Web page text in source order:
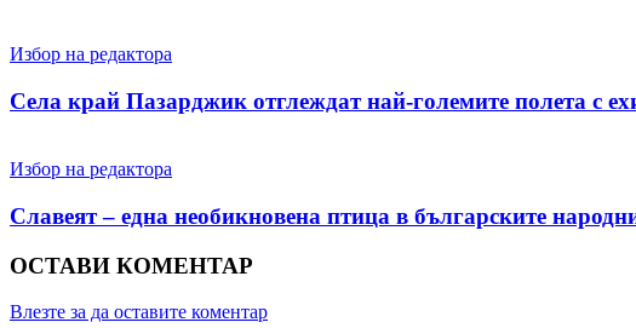
Избор на редактора
Села край Пазарджик отглеждат най-големите полета с
Избор на редактора
Славеят – една необикновена птица в българските
ОСТАВИ КОМЕНТАР
Влезте за да оставите коментар